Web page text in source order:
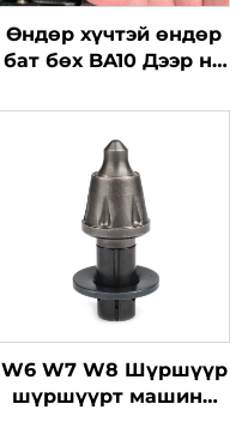
Өндөр хүчтэй өндөр
бат бөх BA10 Дээр нь
зээрэнцүүдийн сав
Суурь хийх үед
дэгдэх хэсгүүд
W6 W7 W8 Шүршүүр
шүршүүрт машинд